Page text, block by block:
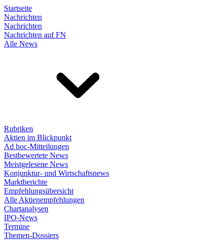
Startseite
Nachrichten
Nachrichten
Nachrichten auf FN
Alle News
Rubriken
Aktien im Blickpunkt
Ad hoc-Mitteilungen
Bestbewertete News
Meistgelesene News
Konjunktur- und Wirtschaftsnews
Marktberichte
Empfehlungsübersicht
Alle Aktienempfehlungen
Chartanalysen
IPO-News
Termine
Themen-Dossiers